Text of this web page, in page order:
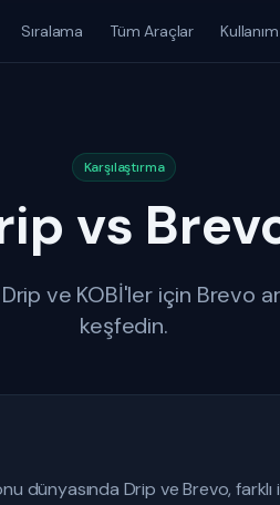
Sıralama Tüm Araçlar
Karşılaştırma
vs
ve KOBİ'ler için Brevo
keşfedin.
dünyasında Drip ve Brevo,